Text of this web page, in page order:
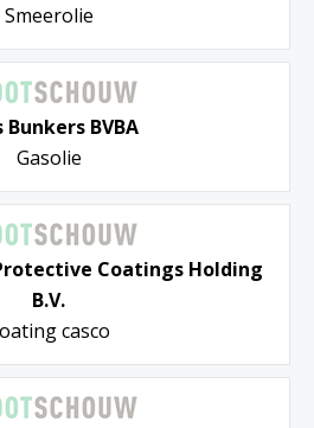
Smeerolie
Bunkers BVBA
Gasolie
Coatings Holding
B.V.
casco